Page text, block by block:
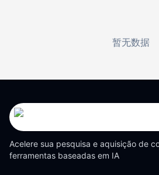
暂无数据
Acelere sua pesquisa e aquisição de
ferramentas baseadas em IA